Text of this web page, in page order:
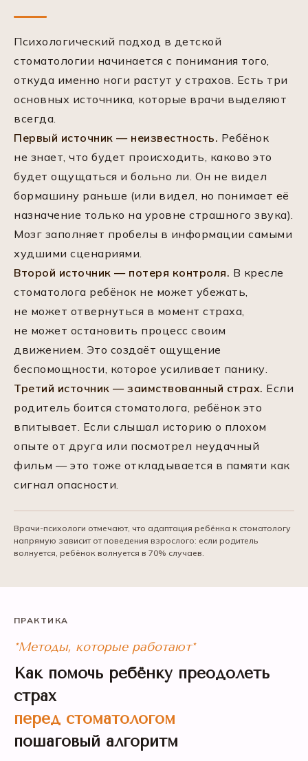
Психологический подход в детской
стоматологии начинается с понимания того,
откуда именно ноги растут у страхов. Есть три
основных источника, которые врачи выделяют
всегда.
Первый источник — неизвестность. Ребёнок
не знает, что будет происходить, каково это
будет ощущаться и больно ли. Он не видел
бормашину раньше (или видел, но понимает её
назначение только на уровне страшного звука).
Мозг заполняет пробелы в информации самыми
худшими сценариями.
Второй источник — потеря контроля. В кресле
стоматолога ребёнок не может убежать,
не может отвернуться в момент страха,
не может остановить процесс своим
движением. Это создаёт ощущение
беспомощности, которое усиливает панику.
Третий источник — заимствованный страх. Если
родитель боится стоматолога, ребёнок это
впитывает. Если слышал историю о плохом
опыте от друга или посмотрел неудачный
фильм — это тоже откладывается в памяти как
сигнал опасности.
Врачи-психологи отмечают, что адаптация ребёнка к стоматологу
напрямую зависит от поведения взрослого: если родитель
волнуется, ребёнок волнуется в 70% случаев.
ПРАКТИКА
*Методы, которые работают*
Как помочь ребёнку преодолеть
страх
перед стоматологом
пошаговый алгоритм